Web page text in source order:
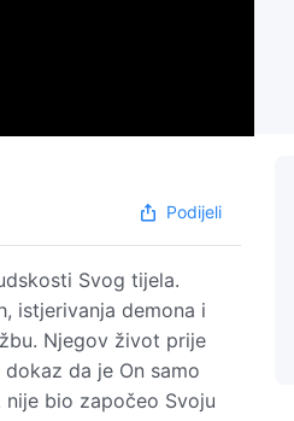
Podijeli
Svog tijela.
istjerivanja demona i
Njegov život prije
da je On samo
bio započeo Svoju